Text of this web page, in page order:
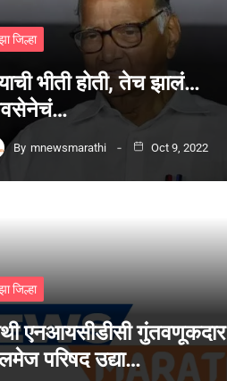
जिल्हा
भीती होती, तेच झालं…
By mnewsmarathi Oct 9, 2022
जिल्हा
एनआयसीडीसी गुंतवणूकदार
परिषद उद्या…